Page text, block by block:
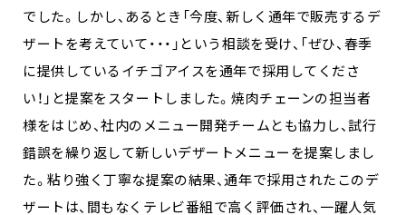
でした。しかし、あるとき「今度、新しく通年で販売するデ
ザートを考えていて・・・」という相談を受け、「ぜひ、春季
に提供しているイチゴアイスを通年で採用してくださ
い！」と提案をスタートしました。焼肉チェーンの担当者
様をはじめ、社内のメニュー開発チームとも協力し、試行
錯誤を繰り返して新しいデザートメニューを提案しまし
た。粘り強く丁寧な提案の結果、通年で採用されたこのデ
ザートは、間もなくテレビ番組で高く評価され、一躍人気